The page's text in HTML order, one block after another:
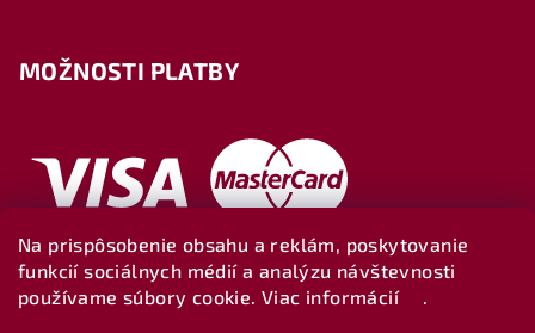
Na prispôsobenie obsahu a reklám, poskytovanie
funkcií sociálnych médií a analýzu návštevnosti
používame súbory cookie. Viac informácií
.
MOŽNOSTI PLATBY